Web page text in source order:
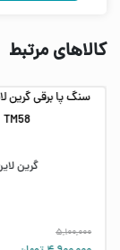
کالاهای مرتبط
TM58
گرین
۵,۱۰۰,۰۰۰